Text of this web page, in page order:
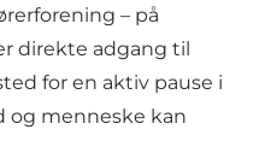
– på
direkte adgang til
for en aktiv pause i
og menneske kan